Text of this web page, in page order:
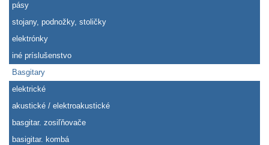
pásy
stojany, podnožky, stoličky
elektrónky
iné príslušenstvo
Basgitary
elektrické
akustické / elektroakustické
basgitar. zosiľňovače
basigitar. kombá